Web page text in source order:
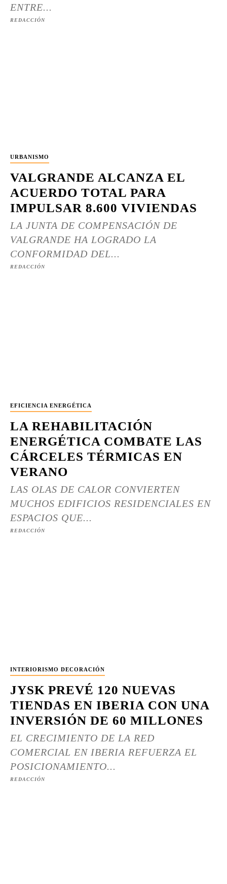
ENTRE...
REDACCIÓN
URBANISMO
VALGRANDE ALCANZA EL
ACUERDO TOTAL PARA
IMPULSAR 8.600 VIVIENDAS
LA JUNTA DE COMPENSACIÓN DE
VALGRANDE HA LOGRADO LA
CONFORMIDAD DEL...
REDACCIÓN
EFICIENCIA ENERGÉTICA
LA REHABILITACIÓN
ENERGÉTICA COMBATE LAS
CÁRCELES TÉRMICAS EN
VERANO
LAS OLAS DE CALOR CONVIERTEN
MUCHOS EDIFICIOS RESIDENCIALES EN
ESPACIOS QUE...
REDACCIÓN
INTERIORISMO DECORACIÓN
JYSK PREVÉ 120 NUEVAS
TIENDAS EN IBERIA CON UNA
INVERSIÓN DE 60 MILLONES
EL CRECIMIENTO DE LA RED
COMERCIAL EN IBERIA REFUERZA EL
POSICIONAMIENTO...
REDACCIÓN